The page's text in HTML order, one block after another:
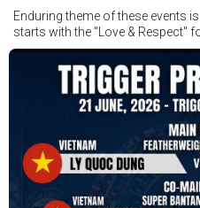
Enduring theme of these events
starts with the "Love & Respect"
together. To help each other get
remembering that it is all about
in and out of the ring. It is not
power to serve, guide, advice,
strive to make it a little smoother
VBO is pleased to welcome
Vietnam Boxing Federation -
to join the convention in the
hands to restart professional